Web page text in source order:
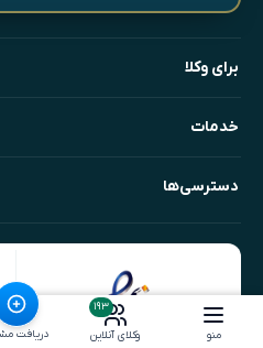
منو
۱۹۳
وکلای آنلاین
دریافت
برای وکلا
خدمات
دسترسی‌ها